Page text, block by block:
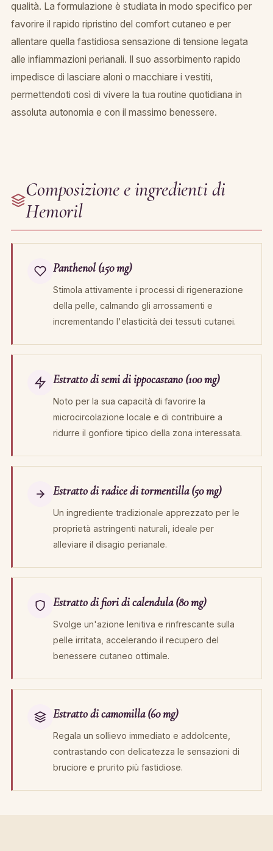
qualità. La formulazione è studiata in modo specifico per
favorire il rapido ripristino del comfort cutaneo e per
allentare quella fastidiosa sensazione di tensione legata
alle infiammazioni perianali. Il suo assorbimento rapido
impedisce di lasciare aloni o macchiare i vestiti,
permettendoti così di vivere la tua routine quotidiana in
assoluta autonomia e con il massimo benessere.
Composizione e ingredienti di
Hemoril
Panthenol (150 mg)
Stimola attivamente i processi di rigenerazione
della pelle, calmando gli arrossamenti e
incrementando l'elasticità dei tessuti cutanei.
Estratto di semi di ippocastano (100 mg)
Noto per la sua capacità di favorire la
microcircolazione locale e di contribuire a
ridurre il gonfiore tipico della zona interessata.
Estratto di radice di tormentilla (50 mg)
Un ingrediente tradizionale apprezzato per le
proprietà astringenti naturali, ideale per
alleviare il disagio perianale.
Estratto di fiori di calendula (80 mg)
Svolge un'azione lenitiva e rinfrescante sulla
pelle irritata, accelerando il recupero del
benessere cutaneo ottimale.
Estratto di camomilla (60 mg)
Regala un sollievo immediato e addolcente,
contrastando con delicatezza le sensazioni di
bruciore e prurito più fastidiose.